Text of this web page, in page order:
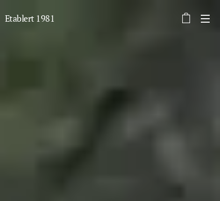
Etablert 1981